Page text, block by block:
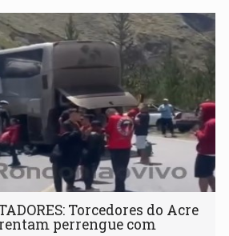
Torcedores do Acre
perrengue com